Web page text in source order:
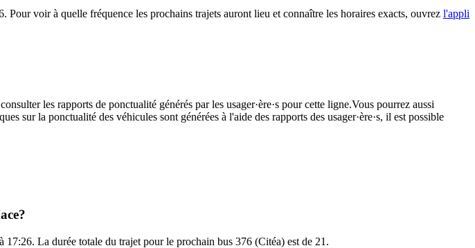
voir à quelle fréquence les prochains trajets auront lieu et connaître les horaires exacts, ouvrez l'appli
les rapports de ponctualité générés par les usager·ère·s pour cette ligne.Vous pourrez aussi
sur la ponctualité des véhicules sont générées à l'aide des rapports des usager·ère·s, il est possible
La durée totale du trajet pour le prochain bus 376 (Citéa) est de 21.